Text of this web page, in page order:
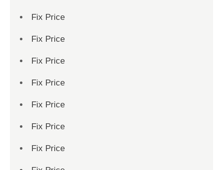
Fix Price
Fix Price
Fix Price
Fix Price
Fix Price
Fix Price
Fix Price